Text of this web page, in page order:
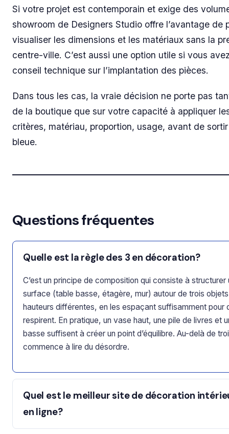
Si votre projet est contemporain et exige des
showroom de Designers Studio offre l’avantage de
visualiser les dimensions et les matériaux sans la
centre-ville. C’est aussi une option utile si vous
conseil technique sur l’implantation des pièces.
Dans tous les cas, la vraie décision ne porte pas
de la boutique que sur votre capacité à appliquer
critères, matériau, proportion, usage, avant de
bleue.
Questions fréquentes
Quelle est la règle des 3 en décoration?
C’est un principe de composition qui consiste à structurer
surface (table basse, étagère, mur) autour de trois
hauteurs différentes, en les espaçant suffisamment pour
respirent. En pratique, un vase haut, une pile de livres et
basse suffisent à créer un point d’équilibre. Au-delà de
commence à lire du désordre.
Quel est le meilleur site de décoration
en ligne?